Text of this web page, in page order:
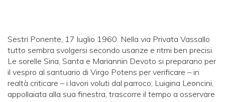
Sestri Ponente, 17 luglio 1960. Nella via Privata Vassallo
tutto sembra svolgersi secondo usanze e ritmi ben precisi.
Le sorelle Siria, Santa e Mariannin Devoto si preparano per
il vespro al santuario di Virgo Potens per verificare – in
realtà criticare – i lavori voluti dal parroco; Luigina Leoncini,
appollaiata alla sua finestra, trascorre il tempo a osservare